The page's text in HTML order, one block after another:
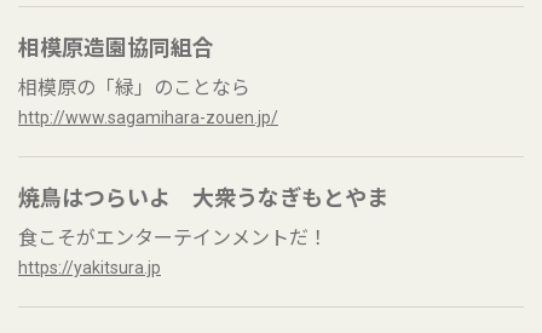
相模原造園協同組合
相模原の「緑」のことなら
http://www.sagamihara-zouen.jp/
焼鳥はつらいよ 大衆うなぎもとやま
食こそがエンターテインメントだ！
https://yakitsura.jp